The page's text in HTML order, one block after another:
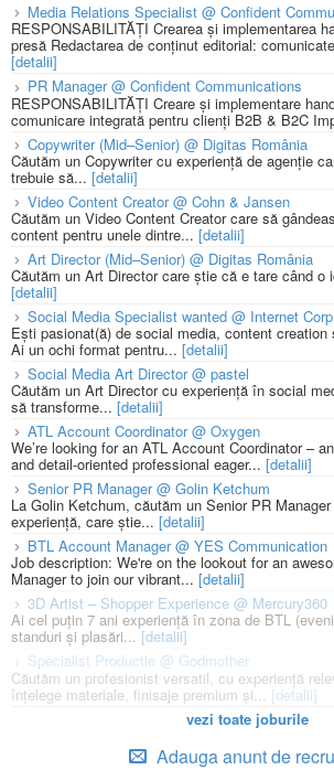
Media Relations Specialist @ Confident
RESPONSABILITĂȚI Crearea și implementarea
presă Redactarea de conținut editorial:
[detalii]
PR Manager @ Confident Communications
RESPONSABILITĂȚI Creare și implementare
comunicare integrată pentru clienți B2B & B2C
Copywriter (Mid–Senior) @ Digitas România
Căutăm un Copywriter cu experiență de agenție
trebuie să... [detalii]
Video Content Creator @ Cohn & Jansen
Căutăm un Video Content Creator care să
content pentru unele dintre... [detalii]
Art Director (Mid–Senior) @ Digitas România
Căutăm un Art Director care știe că e tare când o
[detalii]
Social Media Specialist wanted @ Internet Corp
Ești pasionat(ă) de social media, content
Ai un ochi format pentru... [detalii]
Social Media Art Director @ pastel
Căutăm un Art Director cu experiență în social
să transforme... [detalii]
ATL Account Coordinator @ Oxygen
We’re looking for an ATL Account Coordinator –
and detail-oriented professional eager... [detalii]
Senior PR Manager @ Golin Ketchum
La Golin Ketchum, căutăm un Senior PR
experiență, care știe... [detalii]
BTL Account Manager @ YES Communication
Job description: We're on the lookout for an
Manager to join our vibrant... [detalii]
3D Artist – Shopper Experience @ Mercury360
Ai cel puțin 7 ani experiență în zona de BTL
standuri și plasări... [detalii]
Specialist Productie @ Godmother
Căutăm un profesionist versatil, cu experiență
înțelege materiale, finisaje premium și... [detalii]
vezi toate joburile
Adauga anunt de